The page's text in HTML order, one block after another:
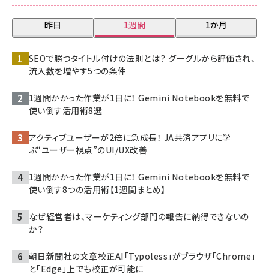
昨日 1週間 1か月
SEOで勝つタイトル付けの法則とは？ グーグルから評価され、
流入数を増やす5つの条件
1週間かかった作業が1日に！ Gemini Notebookを無料で
使い倒す活用術8選
アクティブユーザーが2倍に急成長！ JA共済アプリに学
ぶ“ユーザー視点”のUI/UX改善
1週間かかった作業が1日に！ Gemini Notebookを無料で
使い倒す8つの活用術【1週間まとめ】
なぜ経営者は、マーケティング部門の報告に納得できないの
か？
朝日新聞社の文章校正AI「Typoless」がブラウザ「Chrome」
と「Edge」上でも校正が可能に